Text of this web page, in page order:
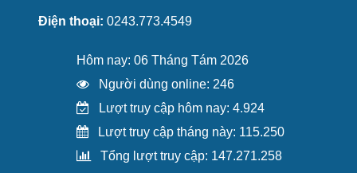
Điện thoại: 0243.773.4549
Hôm nay: 06 Tháng Tám 2026
Người dùng online: 246
Lượt truy cập hôm nay: 4.924
Lượt truy cập tháng này: 115.250
Tổng lượt truy cập: 147.271.258